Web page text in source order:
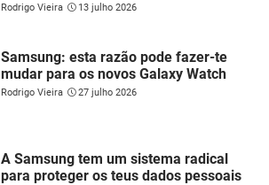
Rodrigo Vieira 13 julho 2026
Samsung: esta razão pode fazer-te
mudar para os novos Galaxy Watch
Rodrigo Vieira 27 julho 2026
A Samsung tem um sistema radical
para proteger os teus dados pessoais